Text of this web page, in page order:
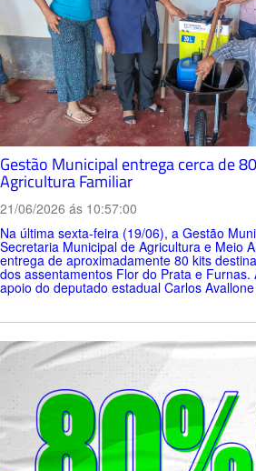
Gestão Municipal entrega cerca de
Agricultura Familiar
21/06/2026 ás 10:57:00
Na última sexta-feira (19/06), a Gestão
Secretaria Municipal de Agricultura e Meio
entrega de aproximadamente 80 kits
dos assentamentos Flor do Prata e Furnas.
apoio do deputado estadual Carlos